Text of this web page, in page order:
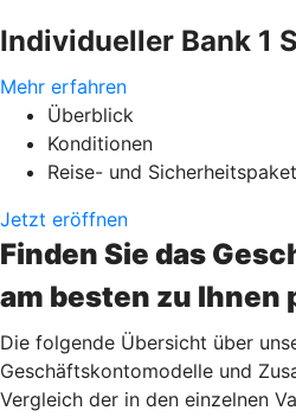
Individueller Bank 1
Mehr erfahren
Überblick
Konditionen
Reise- und
Jetzt eröffnen
Finden Sie das
am besten zu Ihnen
Die folgende Übersicht über
Geschäftskontomodelle und
Vergleich der in den einzelnen